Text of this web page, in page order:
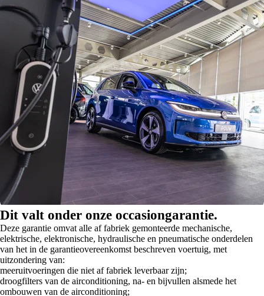
Dit valt onder onze occasiongarantie.
Deze garantie omvat alle af fabriek gemonteerde mechanische,
elektrische, elektronische, hydraulische en pneumatische onderdelen
van het in de garantieovereenkomst beschreven voertuig, met
uitzondering van:
meeruitvoeringen die niet af fabriek leverbaar zijn;
droogfilters van de airconditioning, na- en bijvullen alsmede het
ombouwen van de airconditioning;